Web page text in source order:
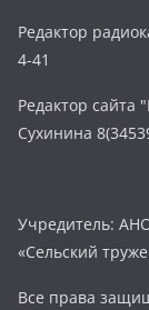
Редактор
4-41
Редактор
Сухинина
Учредитель:
«Сельский
Все права